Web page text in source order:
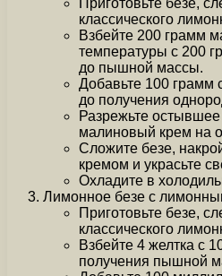
классического
Взбейте 200 грамм
температуры с 200
до пышной массы.
Добавьте 100 грамм
до получения
Разрежьте
малиновый крем на
Сложите безе,
кремом и украсьте
Охладите в
Лимонное безе с
Приготовьте безе,
классического
Взбейте 4 желтка с
получения пышной